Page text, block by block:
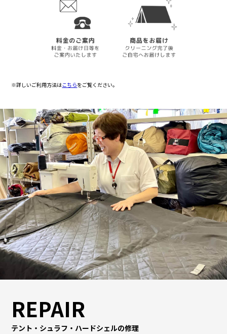
※詳しいご利用方法はこちらをご覧ください。
REPAIR
テント・シュラフ・ハードシェルの修理